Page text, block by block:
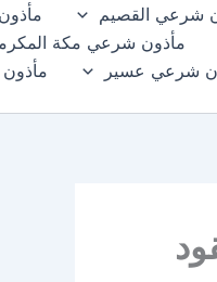
شرعي القصيم
مأذون شرعي مكة
شرعي عسير